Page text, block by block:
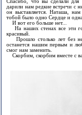
Спасибо, что вы сделали
дарили нам редкие встречи с
он выставляется. Наташа,
тобой было одно Сердце и
И вот его больше нет...
На наших стенах все эти
красивый.
Прошло столько лет без
останется нашим первым и
смог нам заменить.
Скорбим, скорбим вместе с